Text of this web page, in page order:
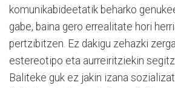
komunikabideetatik beharko
gabe, baina gero errealitate hori
pertzibitzen. Ez dakigu zehazki
estereotipo eta aurreiritziekin
Baliteke guk ez jakin izana